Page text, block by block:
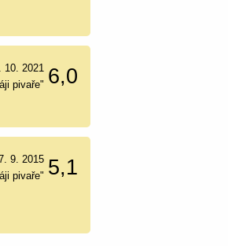
6,0
10. 2021
pivaře"
5,1
9. 2015
pivaře"